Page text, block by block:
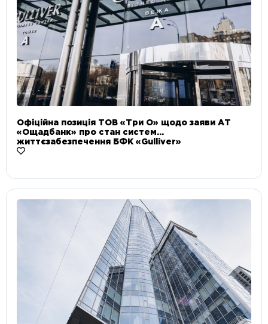
Офіційна позиція ТОВ «Три О» щодо заяви АТ
«Ощадбанк» про стан систем
життєзабезпечення БФК «Gulliver»